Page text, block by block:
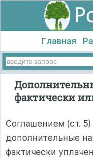
Главная
фактически
Соглашением (ст.
дополнительные
фактически